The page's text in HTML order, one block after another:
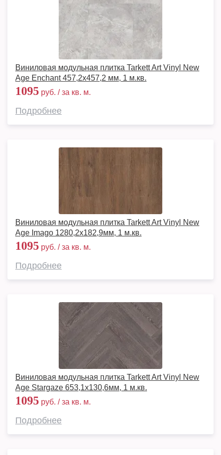
Виниловая модульная плитка Tarkett Art Vinyl New
Age Enchant 457,2x457,2 мм, 1 м.кв.
1095 руб. / за кв. м.
Подробнее
Виниловая модульная плитка Tarkett Art Vinyl New
Age Imago 1280,2х182,9мм, 1 м.кв.
1095 руб. / за кв. м.
Подробнее
Виниловая модульная плитка Tarkett Art Vinyl New
Age Stargaze 653,1х130,6мм, 1 м.кв.
1095 руб. / за кв. м.
Подробнее